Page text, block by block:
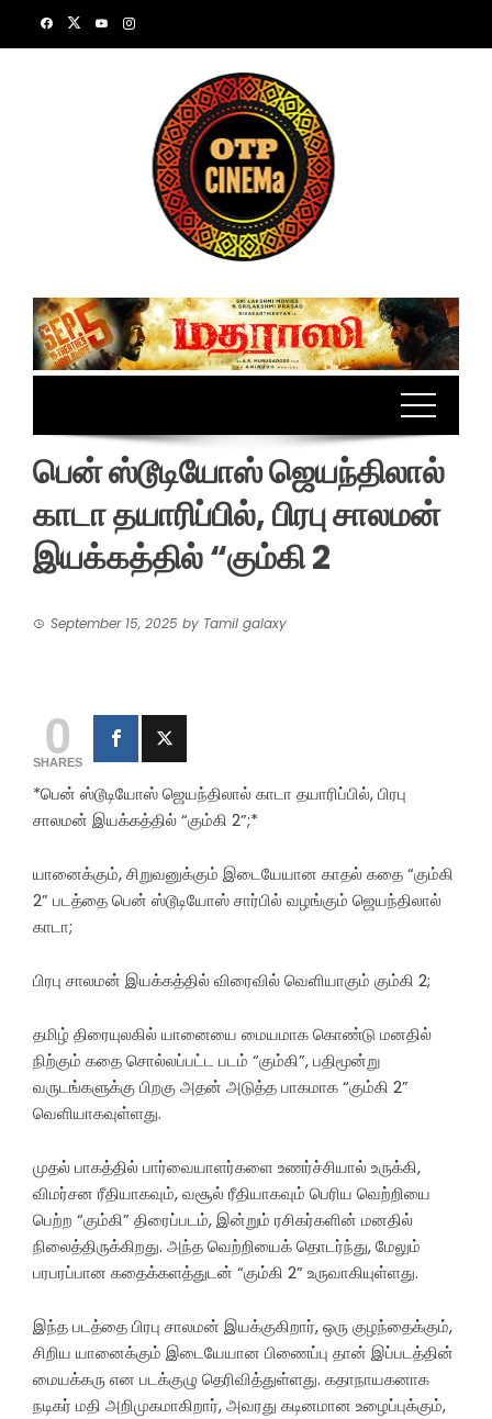
பென் ஸ்டூடியோஸ் ஜெயந்திலால்
காடா தயாரிப்பில், பிரபு சாலமன்
இயக்கத்தில் “கும்கி 2
September 15, 2025 by Tamil galaxy
0
SHARES
*பென் ஸ்டூடியோஸ் ஜெயந்திலால் காடா தயாரிப்பில், பிரபு
சாலமன் இயக்கத்தில் “கும்கி 2”;*
யானைக்கும், சிறுவனுக்கும் இடையேயான காதல் கதை “கும்கி
2” படத்தை பென் ஸ்டூடியோஸ் சார்பில் வழங்கும் ஜெயந்திலால்
காடா;
பிரபு சாலமன் இயக்கத்தில் விரைவில் வெளியாகும் கும்கி 2;
தமிழ் திரையுலகில் யானையை மையமாக கொண்டு மனதில்
நிற்கும் கதை சொல்லப்பட்ட படம் “கும்கி”, பதிமூன்று
வருடங்களுக்கு பிறகு அதன் அடுத்த பாகமாக “கும்கி 2”
வெளியாகவுள்ளது.
முதல் பாகத்தில் பார்வையாளர்களை உணர்ச்சியால் உருக்கி,
விமர்சன ரீதியாகவும், வசூல் ரீதியாகவும் பெரிய வெற்றியை
பெற்ற “கும்கி” திரைப்படம், இன்றும் ரசிகர்களின் மனதில்
நிலைத்திருக்கிறது. அந்த வெற்றியைக் தொடர்ந்து, மேலும்
பரபரப்பான கதைக்களத்துடன் “கும்கி 2” உருவாகியுள்ளது.
இந்த படத்தை பிரபு சாலமன் இயக்குகிறார், ஒரு குழந்தைக்கும்,
சிறிய யானைக்கும் இடையேயான பிணைப்பு தான் இப்படத்தின்
மையக்கரு என படக்குழு தெரிவித்துள்ளது. கதாநாயகனாக
நடிகர் மதி அறிமுகமாகிறார், அவரது கடினமான உழைப்புக்கும்,